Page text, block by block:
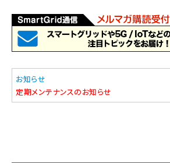
お知らせ
定期メンテナンスのお知らせ